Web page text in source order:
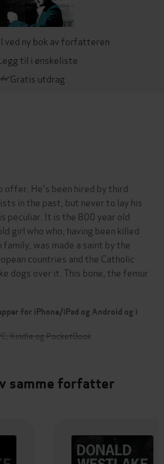
ved ny bok av forfatteren
til i ønskeliste
Gratis utdrag
offer. He's been hired by third
in the past, but never to lay his
peculiar. It is the 800 year old
girl who who, having been killed
family, was made a saint by the
countries and the Catholic
dogs over it. This bone, the femur
for iPhone/iPad og Android og i
Kindle og PocketBook
samme forfatter